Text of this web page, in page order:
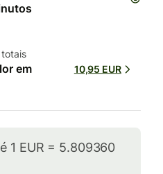
em
10,95 EUR
é 1 EUR = 5.809360